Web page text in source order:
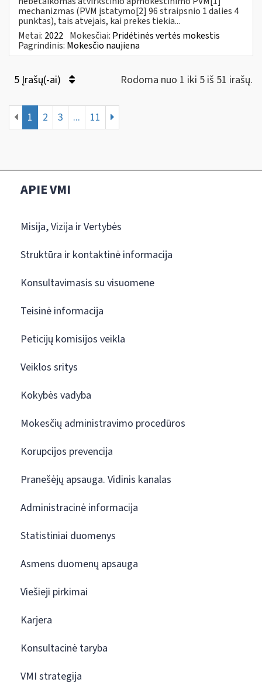
mechanizmas (PVM įstatymo[2] 96 straipsnio 1 dalies 4
punktas), tais atvejais, kai prekes tiekia...
Metai: 2022 Mokesčiai: Pridėtinės vertės mokestis
Pagrindinis: Mokesčio naujiena
5 Įrašų(-ai) Rodoma nuo 1 iki 5 iš 51 irašų.
1 2 3 ... 11
APIE VMI
Misija, Vizija ir Vertybės
Struktūra ir kontaktinė informacija
Konsultavimasis su visuomene
Teisinė informacija
Peticijų komisijos veikla
Veiklos sritys
Kokybės vadyba
Mokesčių administravimo procedūros
Korupcijos prevencija
Pranešėjų apsauga. Vidinis kanalas
Administracinė informacija
Statistiniai duomenys
Asmens duomenų apsauga
Viešieji pirkimai
Karjera
Konsultacinė taryba
VMI strategija